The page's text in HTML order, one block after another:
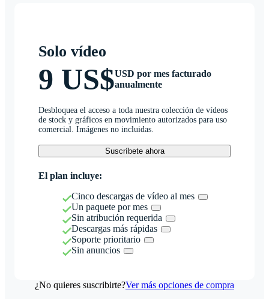
Solo vídeo
9 US$USD por mes facturado
anualmente
Desbloquea el acceso a toda nuestra colección de vídeos
de stock y gráficos en movimiento autorizados para uso
comercial. Imágenes no incluidas.
Suscríbete ahora
El plan incluye:
Cinco descargas de vídeo al mes
Un paquete por mes
Sin atribución requerida
Descargas más rápidas
Soporte prioritario
Sin anuncios
¿No quieres suscribirte?Ver más opciones de compra